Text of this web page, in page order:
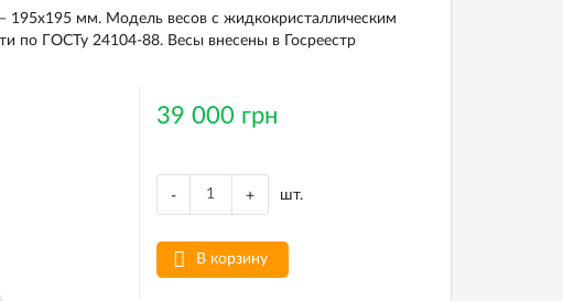
мм. Модель весов с жидкокристаллическим
по ГОСТу 24104-88. Весы внесены в Госреестр
39 000 грн
- + шт.
В корзину